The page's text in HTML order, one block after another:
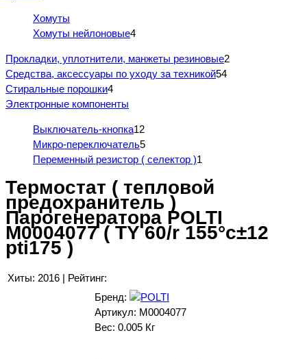
Хомуты
Хомуты нейлоновые4
Прокладки, уплотнители, манжеты резиновые2
Средства, аксессуары по уходу за техникой54
Стиральные порошки4
Электронные компоненты
Выключатель-кнопка12
Микро-переключатель5
Переменный резистор ( селектор )1
Термостат ( тепловой
предохранитель )
Парогенератора POLTI
M0004077 ( TY 60/r 155°c±12
pti175 )
Хиты: 2016 | Рейтинг:
Бренд:
Артикул: M0004077
Вес: 0.005 Кг